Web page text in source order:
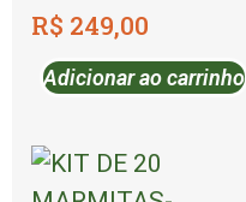
R$ 249,00
Adicionar ao carrinho